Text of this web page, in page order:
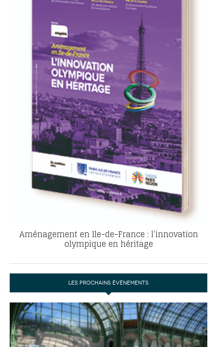
Aménagement en Ile-de-France : l’innovation
olympique en héritage
LES PROCHAINS ÉVÉNEMENTS